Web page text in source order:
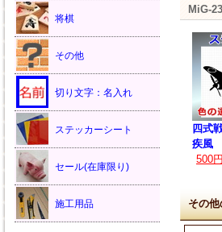
MiG-
四式
疾風
500円
その他
将棋
その他
切り文字：名入れ
ステッカーシート
セール(在庫限り)
施工用品